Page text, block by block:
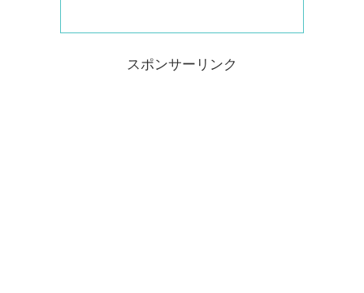
スポンサーリンク